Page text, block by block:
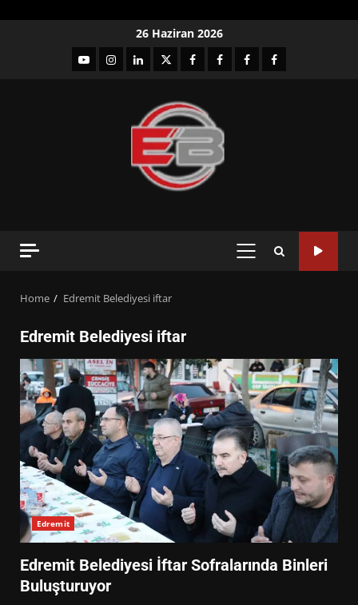
26 Haziran 2026
YouTubeInstagram
LinkedIntwitterfacebook-Facebook-
Facebook-Facebook-
PRIMARY
Home Edremit Belediyesi iftar
Edremit Belediyesi iftar
Edremit
Edremit Belediyesi İftar Sofralarında Binleri
Buluşturuyor